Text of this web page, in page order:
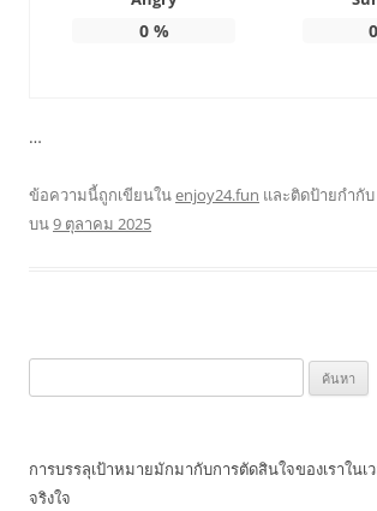
0% 0
…
ข้อความนี้ถูกเขียนในenjoy24.fun และติดป้ายกำกับ
บน9 ตุลาคม 2025
สำหรับ:
การบรรลุเป้าหมายมักมากับการตัดสินใจของเราในเ
จริงใจ